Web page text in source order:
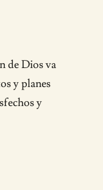
de Dios va
y planes
y